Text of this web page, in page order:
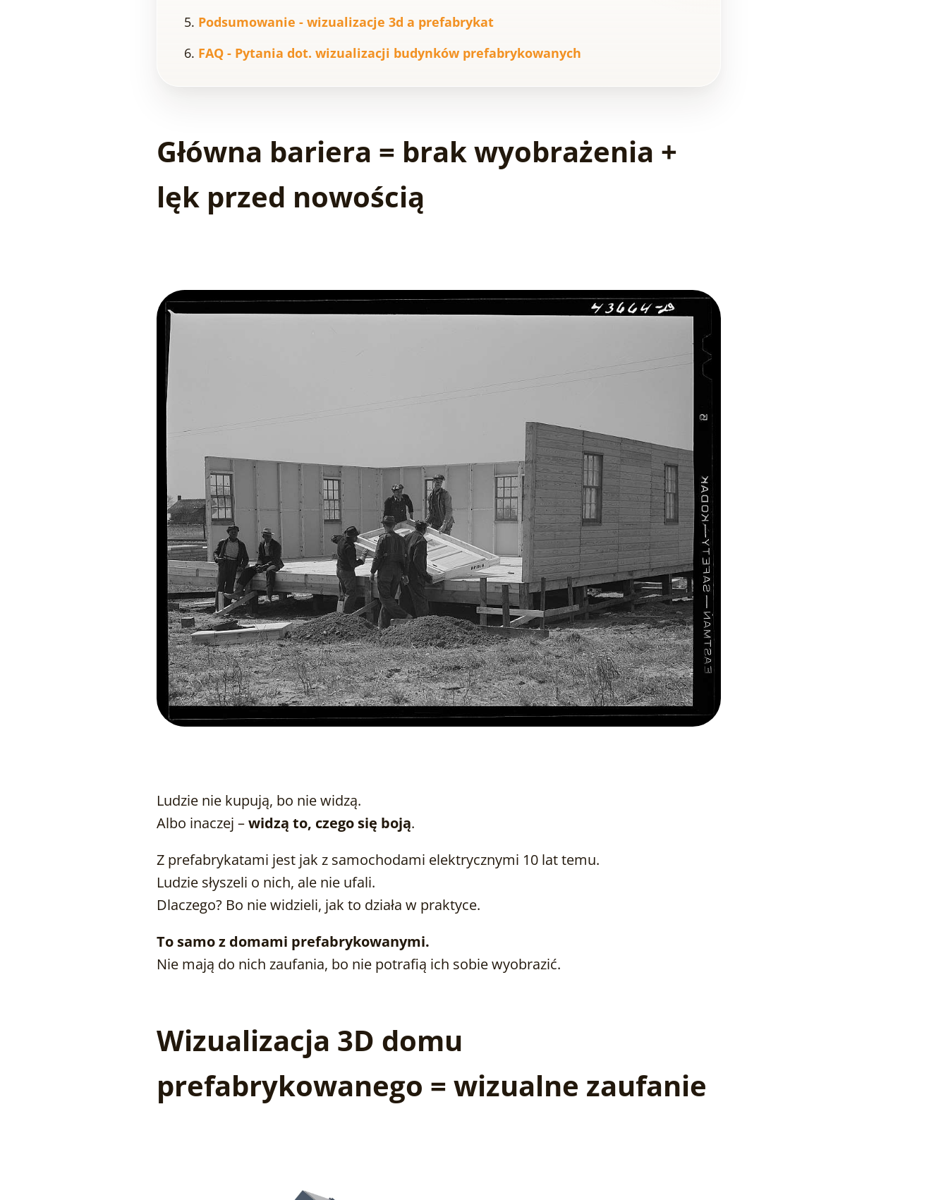
Podsumowanie - wizualizacje 3d a prefabrykat
FAQ - Pytania dot. wizualizacji budynków prefabrykowanych
Główna bariera = brak wyobrażenia +
lęk przed nowością
Ludzie nie kupują, bo nie widzą.
Albo inaczej –widzą to, czego się boją.
Z prefabrykatami jest jak z samochodami elektrycznymi 10 lat temu.
Ludzie słyszeli o nich, ale nie ufali.
Dlaczego? Bo nie widzieli, jak to działa w praktyce.
To samo z domami prefabrykowanymi.
Nie mają do nich zaufania, bo nie potrafią ich sobie wyobrazić.
Wizualizacja 3D domu
prefabrykowanego = wizualne zaufanie